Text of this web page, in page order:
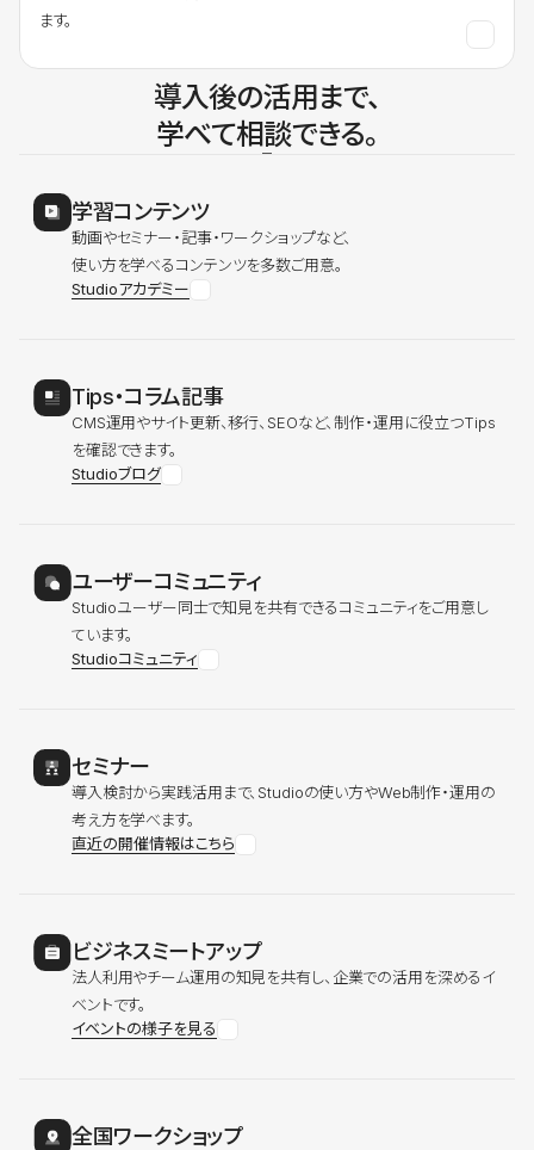
ます。
導入後の活用まで、
学べて相談できる。
学習コンテンツ
動画やセミナー・記事・ワークショップなど、
使い方を学べるコンテンツを多数ご用意。
Studioアカデミー
Tips・コラム記事
CMS運用やサイト更新、移行、SEOなど、制作・運用に役立つTips
を確認できます。
Studioブログ
ユーザーコミュニティ
Studioユーザー同士で知見を共有できるコミュニティをご用意し
ています。
Studioコミュニティ
セミナー
導入検討から実践活用まで、Studioの使い方やWeb制作・運用の
考え方を学べます。
直近の開催情報はこちら
ビジネスミートアップ
法人利用やチーム運用の知見を共有し、企業での活用を深めるイ
ベントです。
イベントの様子を見る
全国ワークショップ